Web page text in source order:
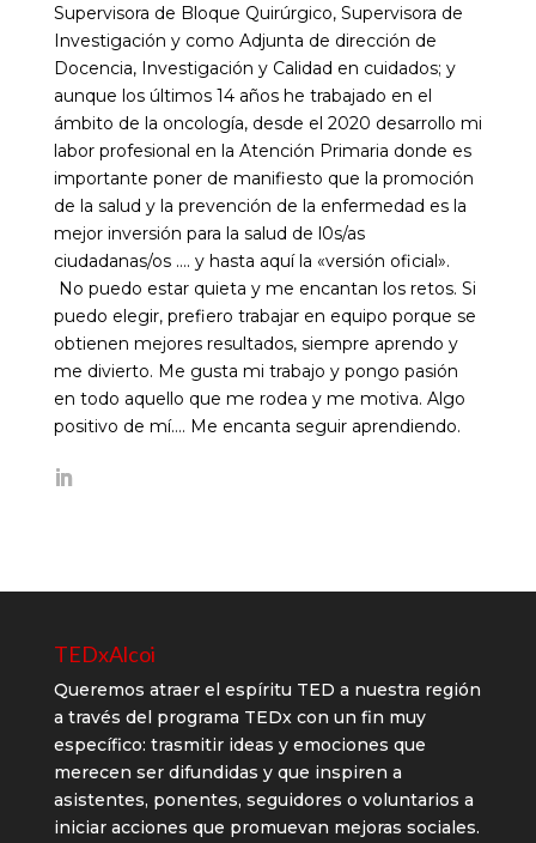
Supervisora de Bloque Quirúrgico, Supervisora de
Investigación y como Adjunta de dirección de
Docencia, Investigación y Calidad en cuidados; y
aunque los últimos 14 años he trabajado en el
ámbito de la oncología, desde el 2020 desarrollo mi
labor profesional en la Atención Primaria donde es
importante poner de manifiesto que la promoción
de la salud y la prevención de la enfermedad es la
mejor inversión para la salud de l0s/as
ciudadanas/os …. y hasta aquí la «versión oficial».
No puedo estar quieta y me encantan los retos. Si
puedo elegir, prefiero trabajar en equipo porque se
obtienen mejores resultados, siempre aprendo y
me divierto. Me gusta mi trabajo y pongo pasión
en todo aquello que me rodea y me motiva. Algo
positivo de mí…. Me encanta seguir aprendiendo.
TEDxAlcoi
Queremos atraer el espíritu TED a nuestra región
a través del programa TEDx con un fin muy
específico: trasmitir ideas y emociones que
merecen ser difundidas y que inspiren a
asistentes, ponentes, seguidores o voluntarios a
iniciar acciones que promuevan mejoras sociales.